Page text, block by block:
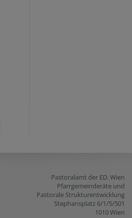
Pastoralamt der ED. Wien
Pfarrgemeinderäte und
Pastorale Strukturentwicklung
Stephansplatz 6/1/5/501
1010 Wien